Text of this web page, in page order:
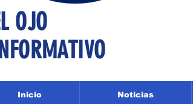
OJO
INFORMATIVO
Inicio Noticias